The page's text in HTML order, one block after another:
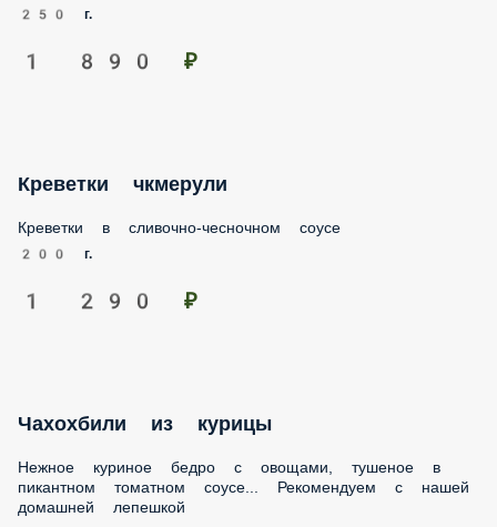
250 г.
1 890 ₽
Креветки чкмерули
Креветки в сливочно-чесночном соусе
200 г.
1 290 ₽
Чахохбили из курицы
Нежное куриное бедро с овощами, тушеное в пикантном
томатном соусе... Рекомендуем с нашей домашней
лепешкой